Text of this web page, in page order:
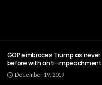
GOP embraces Trump as never
before with anti-impeachment
December 19, 2019